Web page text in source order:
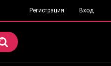
Регистрация Вход